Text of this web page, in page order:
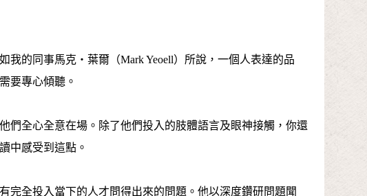
我的同事馬克‧葉爾（Mark Yeoell）所說，一個人表達的品
要專心傾聽。
們全心全意在場。除了他們投入的肢體語言及眼神接觸，你還
中感受到這點。
全投入當下的人才問得出來的問題。他以深度鑽研問題聞